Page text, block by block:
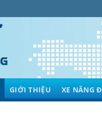
GIỚI THIỆU XE NÂNG